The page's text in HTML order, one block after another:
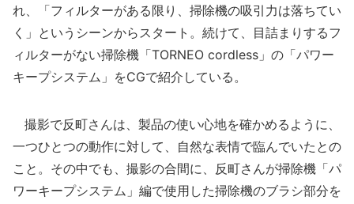
れ、「フィルターがある限り、掃除機の吸引力は落ちてい
く」というシーンからスタート。続けて、目詰まりするフ
ィルターがない掃除機「TORNEO cordless」の「パワー
キープシステム」をCGで紹介している。
撮影で反町さんは、製品の使い心地を確かめるように、
一つひとつの動作に対して、自然な表情で臨んでいたとの
こと。その中でも、撮影の合間に、反町さんが掃除機「パ
ワーキープシステム」編で使用した掃除機のブラシ部分を